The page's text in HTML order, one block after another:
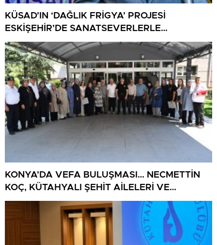
KÜSAD’IN ‘DAĞLIK FRİGYA’ PROJESİ
ESKİŞEHİR’DE SANATSEVERLERLE
BULUŞUYOR
KONYA’DA VEFA BULUŞMASI… NECMETTİN
KOÇ, KÜTAHYALI ŞEHİT AİLELERİ VE
GAZİLERİ AĞIRLADI